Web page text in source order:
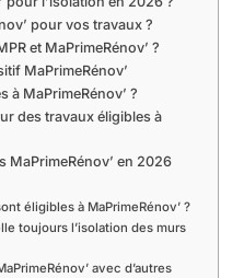
pour vos travaux ?
et MaPrimeRénov’ ?
MaPrimeRénov’
à MaPrimeRénov’ ?
des travaux éligibles à
MaPrimeRénov’ en 2026
éligibles à MaPrimeRénov’ ?
toujours l’isolation des murs
avec d’autres